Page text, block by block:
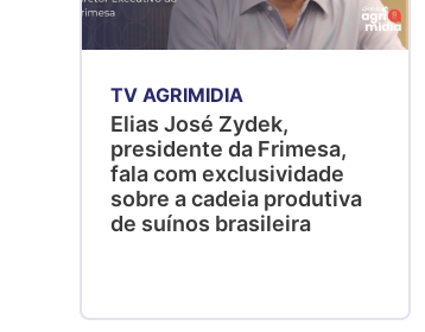
TV AGRIMIDIA
Elias José Zydek,
presidente da Frimesa,
fala com exclusividade
sobre a cadeia produtiva
de suínos brasileira